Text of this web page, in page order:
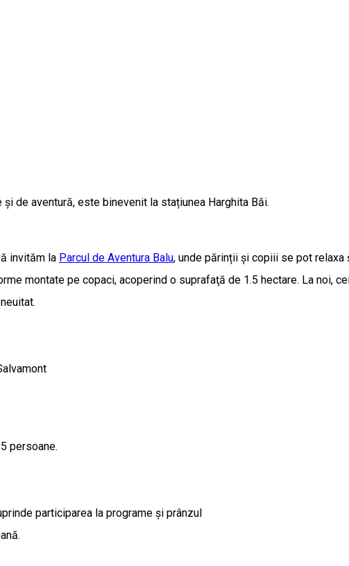
de aventură, este binevenit la stațiunea Harghita Băi.
invităm la Parcul de Aventura Balu, unde părinții și copiii se pot relaxa
montate pe copaci, acoperind o suprafaţă de 1.5 hectare. La noi,
persoane.
participarea la programe și prânzul